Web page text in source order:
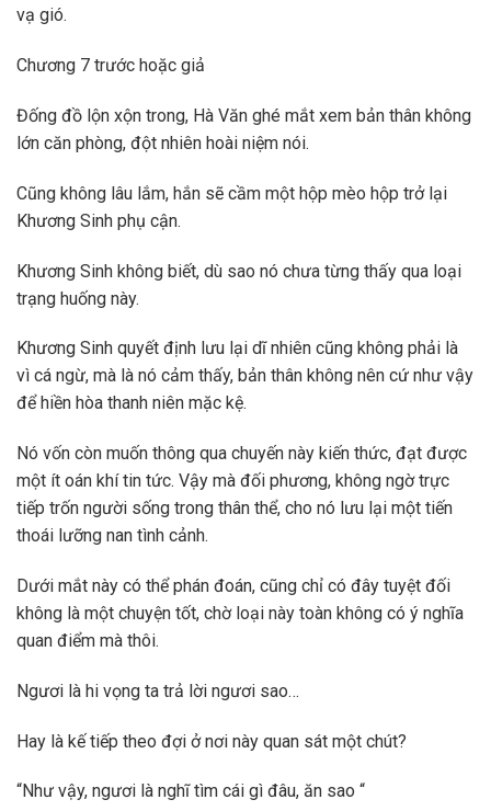
vạ gió.
Chương 7 trước hoặc giả
Đống đồ lộn xộn trong, Hà Văn ghé mắt xem bản thân không
lớn căn phòng, đột nhiên hoài niệm nói.
Cũng không lâu lắm, hắn sẽ cầm một hộp mèo hộp trở lại
Khương Sinh phụ cận.
Khương Sinh không biết, dù sao nó chưa từng thấy qua loại
trạng huống này.
Khương Sinh quyết định lưu lại dĩ nhiên cũng không phải là
vì cá ngừ, mà là nó cảm thấy, bản thân không nên cứ như vậy
để hiền hòa thanh niên mặc kệ.
Nó vốn còn muốn thông qua chuyến này kiến thức, đạt được
một ít oán khí tin tức. Vậy mà đối phương, không ngờ trực
tiếp trốn người sống trong thân thể, cho nó lưu lại một tiến
thoái lưỡng nan tình cảnh.
Dưới mắt này có thể phán đoán, cũng chỉ có đây tuyệt đối
không là một chuyện tốt, chờ loại này toàn không có ý nghĩa
quan điểm mà thôi.
Ngươi là hi vọng ta trả lời ngươi sao…
Hay là kế tiếp theo đợi ở nơi này quan sát một chút?
“Như vậy, ngươi là nghĩ tìm cái gì đâu, ăn sao “